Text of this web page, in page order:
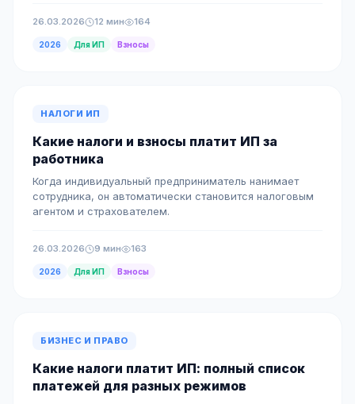
26.03.2026 12 мин 164
2026 Для ИП Взносы
НАЛОГИ ИП
Какие налоги и взносы платит ИП за
работника
Когда индивидуальный предприниматель нанимает
сотрудника, он автоматически становится налоговым
агентом и страхователем.
26.03.2026 9 мин 163
2026 Для ИП Взносы
БИЗНЕС И ПРАВО
Какие налоги платит ИП: полный список
платежей для разных режимов